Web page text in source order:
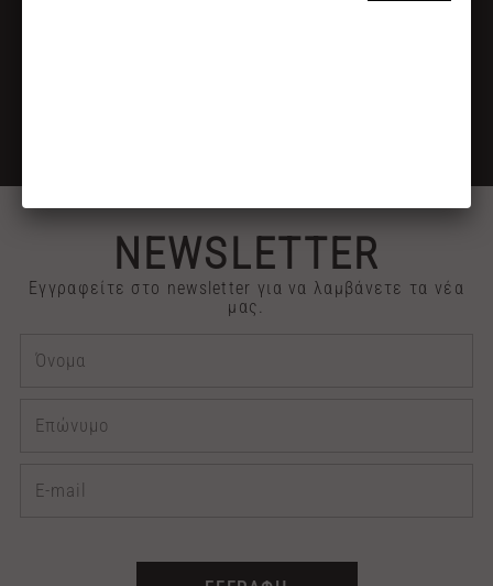
NEWSLETTER
Εγγραφείτε στο newsletter για να λαμβάνετε τα νέα
μας.